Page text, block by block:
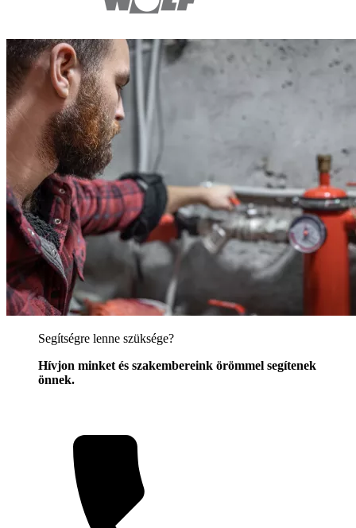
Segítségre lenne szüksége?
Hívjon minket és szakembereink örömmel segítenek
önnek.